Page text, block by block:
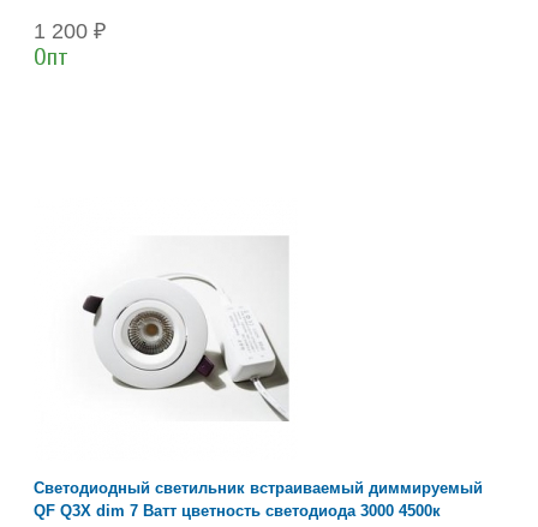
1 200 ₽
Опт
Светодиодный светильник встраиваемый диммируемый
QF Q3X dim 7 Ватт цветность светодиода 3000 4500к